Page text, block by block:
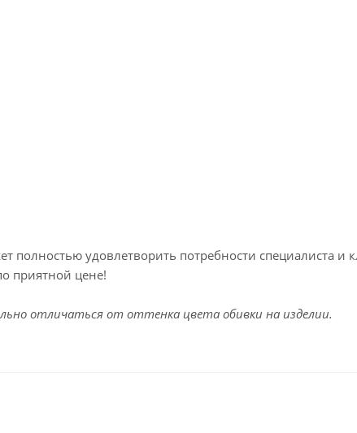
полностью удовлетворить потребности специалиста и
приятной цене!
отличаться от оттенка цвета обивки на изделии.